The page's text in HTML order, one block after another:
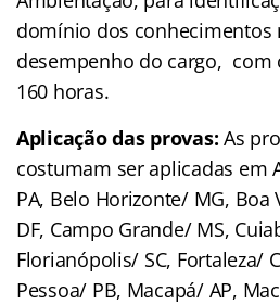
domínio dos conhecimentos
desempenho do cargo, com
160 horas.
Aplicação das provas: As
costumam ser aplicadas em
PA, Belo Horizonte/ MG, Boa
DF, Campo Grande/ MS,
Florianópolis/ SC, Fortaleza/
Pessoa/ PB, Macapá/ AP,